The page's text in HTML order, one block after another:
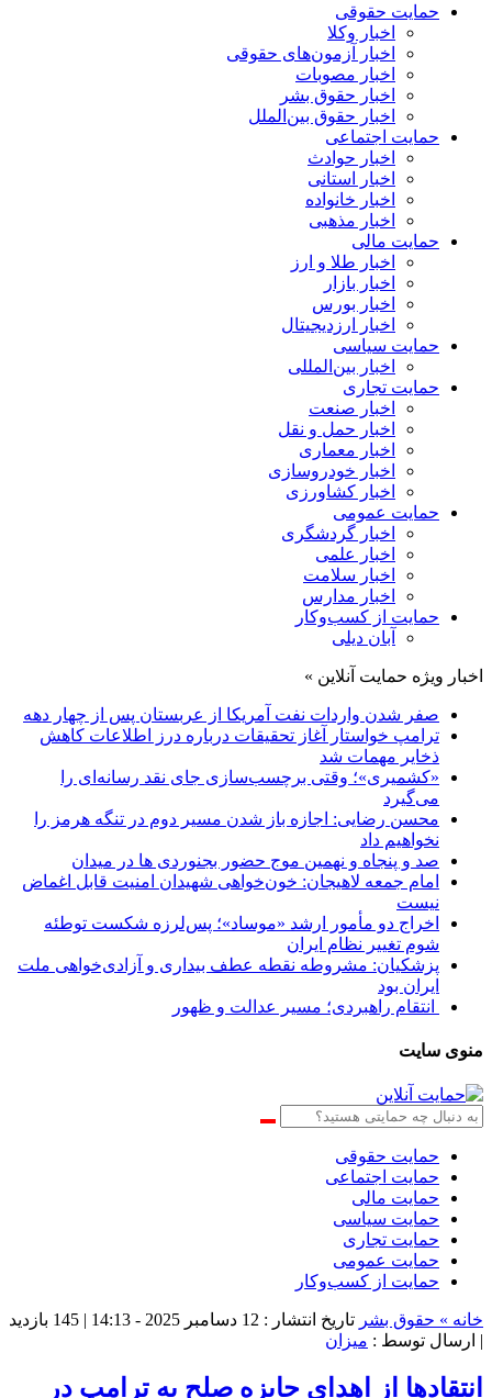
حمایت حقوقی
اخبار وکلا
اخبار آزمون‌های حقوقی
اخبار مصوبات
اخبار حقوق بشر
اخبار حقوق بین‌الملل
حمایت اجتماعی
اخبار حوادث
اخبار استانی
اخبار خانواده
اخبار مذهبی
حمایت مالی
اخبار طلا و ارز
اخبار بازار
اخبار بورس
اخبار ارزدیجیتال
حمایت سیاسی
اخبار بین‌المللی
حمایت تجاری
اخبار صنعت
اخبار حمل و نقل
اخبار معماری
اخبار خودروسازی
اخبار کشاورزی
حمایت عمومی
اخبار گردشگری
اخبار علمی
اخبار سلامت
اخبار مدارس
حمایت از کسب‌وکار
آبان دیلی
اخبار ویژه حمایت آنلاین »
صفر شدن واردات نفت آمریکا از عربستان پس از چهار دهه
ترامپ خواستار آغاز تحقیقات درباره درز اطلاعات کاهش
ذخایر مهمات شد
«کشمیری»؛ وقتی برچسب‌سازی جای نقد رسانه‌ای را
می‌گیرد
محسن رضایی: اجازه باز شدن مسیر دوم در تنگه هرمز را
نخواهیم داد
صد و پنجاه و نهمین موج حضور بجنوردی ها در میدان
امام جمعه لاهیجان: خون‌خواهی شهیدان امنیت قابل اغماض
نیست
اخراج دو مأمور ارشد «موساد»؛ پس‌لرزه شکست توطئه
شوم تغییر نظام ایران
پزشکیان: مشروطه نقطه عطف بیداری و آزادی‌خواهی ملت
ایران بود
انتقام راهبردی؛ مسیر عدالت و ظهور
منوی سایت
حمایت حقوقی
حمایت اجتماعی
حمایت مالی
حمایت سیاسی
حمایت تجاری
حمایت عمومی
حمایت از کسب‌وکار
خانه » حقوق بشر تاریخ انتشار : 12 دسامبر 2025 - 14:13 |
145 بازدید
| ارسال توسط : میزان
انتقادها از اهدای جایزه صلح به ترامپ در